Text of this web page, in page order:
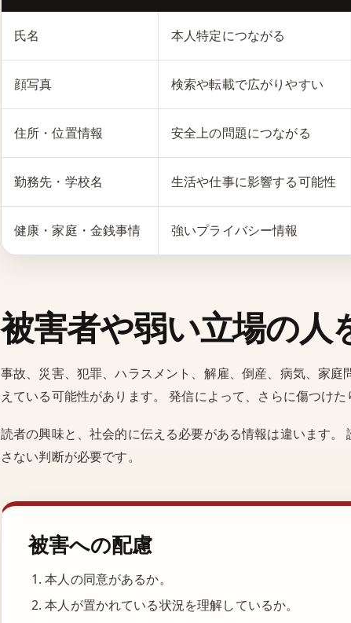
氏名 本人特定につながる
顔写真 検索や転載で広がりやすい
住所・位置情報 安全上の問題につながる
勤務先・学校名 生活や仕事に影響する可能性
健康・家庭・金銭事情 強いプライバシー情報
被害者や弱い立場の人
事故、災害、犯罪、ハラスメント、解雇、倒産、病気、家
えている可能性があります。 発信によって、さらに傷つけ
読者の興味と、社会的に伝える必要がある情報は違います
さない判断が必要です。
被害への配慮
本人の同意があるか。
本人が置かれている状況を理解しているか。